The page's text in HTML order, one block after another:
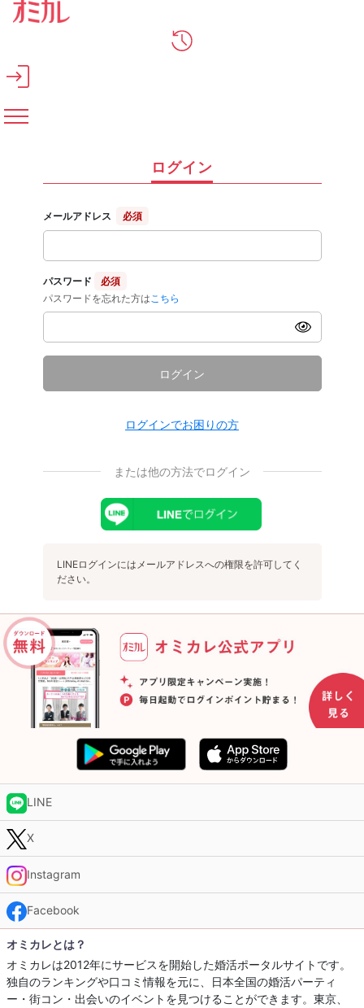
メインコンテンツへスキップ
ログイン
メールアドレス 必須
パスワード
必須
パスワードを忘れた方は こちら
ログイン
ログインでお困りの方
または他の方法でログイン
LINEログインにはメールアドレスへの権限を許可してく
ださい。
LINE
X
Instagram
Facebook
オミカレとは？
オミカレは2012年にサービスを開始した婚活ポータルサイトです。
独自のランキングや口コミ情報を元に、日本全国の婚活パーティ
ー・街コン・出会いのイベントを見つけることができます。東京、